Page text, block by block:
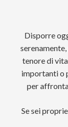
Disporre
tenore di
importanti o
per
Se sei